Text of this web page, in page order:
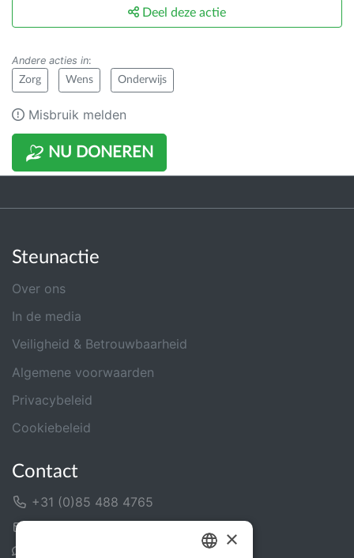
NU DONEREN
Deel deze actie
Andere acties in:
Zorg Wens Onderwijs
Misbruik melden
Steunactie
Over ons
In de media
Veiligheid & Betrouwbaarheid
Algemene voorwaarden
Privacybeleid
Cookiebeleid
Contact
+31 (0)85 488 4765
×